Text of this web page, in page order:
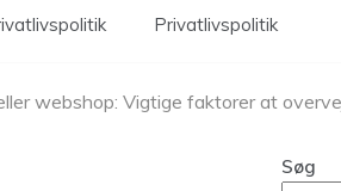
Privatlivspolitik
webshop: Vigtige faktorer at
Søg